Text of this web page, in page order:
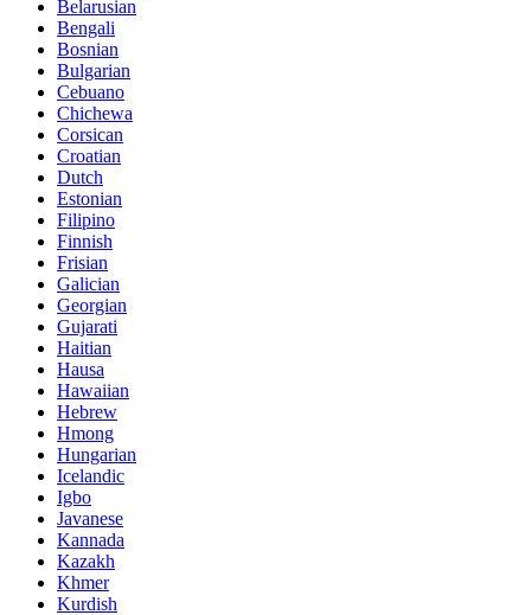
Belarusian
Bengali
Bosnian
Bulgarian
Cebuano
Chichewa
Corsican
Croatian
Dutch
Estonian
Filipino
Finnish
Frisian
Galician
Georgian
Gujarati
Haitian
Hausa
Hawaiian
Hebrew
Hmong
Hungarian
Icelandic
Igbo
Javanese
Kannada
Kazakh
Khmer
Kurdish